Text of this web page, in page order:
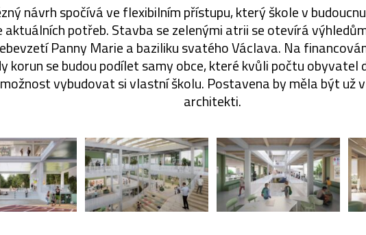
návrh spočívá ve flexibilním přístupu, který škole v
aktuálních potřeb. Stavba se zelenými atrii se otevírá
Panny Marie a baziliku svatého Václava. Na
korun se budou podílet samy obce, které kvůli počtu obyvatel
vybudovat si vlastní školu. Postavena by měla být už
architekti.